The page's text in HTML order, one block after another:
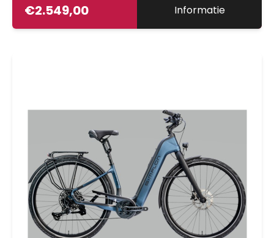
voor woon-werkverkeer en boodschappen.
€2.549,00 Informatie